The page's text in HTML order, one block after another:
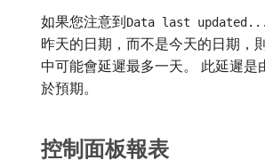
如果您注意到Data last updated...
昨天的日期，而不是今天的日期，
中可能會延遲最多一天。 此延遲是
於預期。
控制面板報表